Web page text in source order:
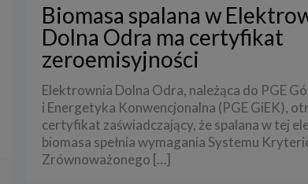
Biomasa spalana w
Dolna Odra ma certyfikat
zeroemisyjności
Elektrownia Dolna Odra, należąca do PGE
i Energetyka Konwencjonalna (PGE GiEK),
certyfikat zaświadczający, że spalana w tej
biomasa spełnia wymagania Systemu
Zrównoważonego […]